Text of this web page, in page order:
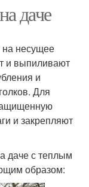
даче
на несущее
и выпиливают
и
Для
и закрепляют
даче с теплым
образом: